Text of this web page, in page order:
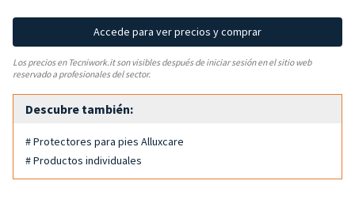
Accede para ver precios y comprar
Los precios en Tecniwork.it son visibles después de iniciar sesión en el sitio web
reservado a profesionales del sector.
Descubre también:
# Protectores para pies Alluxcare
# Productos individuales